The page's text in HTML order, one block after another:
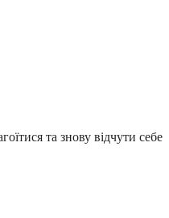
та знову відчути себе